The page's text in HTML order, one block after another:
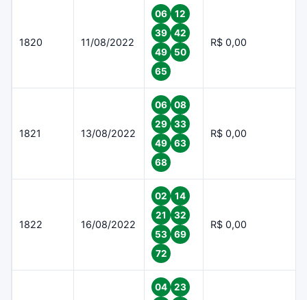
1820 11/08/2022
06
12
39
42
49
50
65
R$ 0,00
1821 13/08/2022
06
08
29
33
49
63
68
R$ 0,00
1822 16/08/2022
02
14
21
32
53
69
72
R$ 0,00
04
23